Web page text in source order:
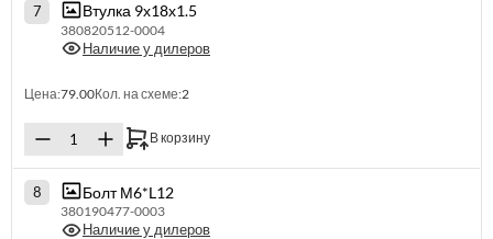
7 Втулка 9х18х1.5
380820512-0004
Наличие у дилеров
Цена:79.00Кол. на схеме:2
В корзину
8 Болт М6*L12
380190477-0003
Наличие у дилеров